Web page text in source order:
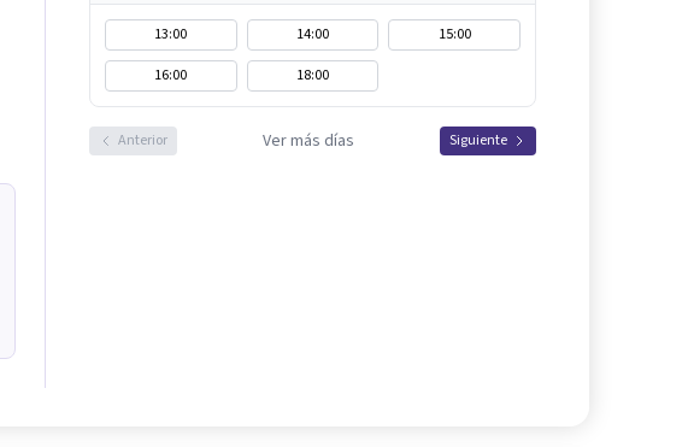
13:00 14:00
15:00
16:00
18:00
Anterior Ver más días Siguiente